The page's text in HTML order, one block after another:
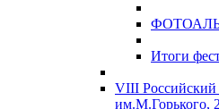
Итоги
VIII Российский
им.М.Горького,